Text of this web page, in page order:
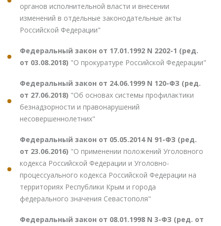
органов исполнительной власти и внесении
изменений в отдельные законодательные акты
Российской Федерации"
Федеральный закон от 17.01.1992 N 2202-1 (ред.
от 03.08.2018) "О прокуратуре Российской Федерации"
Федеральный закон от 24.06.1999 N 120-ФЗ (ред.
от 27.06.2018) "Об основах системы профилактики
безнадзорности и правонарушений
несовершеннолетних"
Федеральный закон от 05.05.2014 N 91-ФЗ (ред.
от 23.06.2016) "О применении положений Уголовного
кодекса Российской Федерации и Уголовно-
процессуального кодекса Российской Федерации на
территориях Республики Крым и города
федерального значения Севастополя"
Федеральный закон от 08.01.1998 N 3-ФЗ (ред. от